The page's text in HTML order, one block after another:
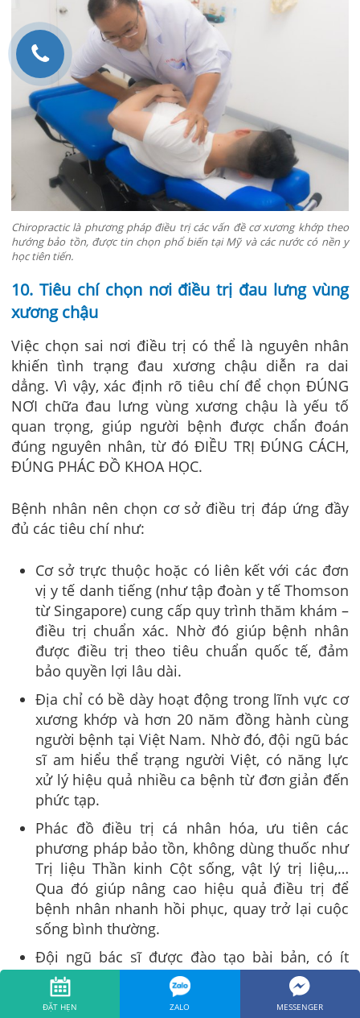
Chiropractic là phương pháp điều trị các vấn đề cơ xương khớp theo
hướng bảo tồn, được tin chọn phổ biến tại Mỹ và các nước có nền y
học tiên tiến.
10. Tiêu chí chọn nơi điều trị đau lưng vùng
xương chậu
Việc chọn sai nơi điều trị có thể là nguyên nhân
khiến tình trạng đau xương chậu diễn ra dai
dẳng. Vì vậy, xác định rõ tiêu chí để chọn ĐÚNG
NƠI chữa đau lưng vùng xương chậu là yếu tố
quan trọng, giúp người bệnh được chẩn đoán
đúng nguyên nhân, từ đó ĐIỀU TRỊ ĐÚNG CÁCH,
ĐÚNG PHÁC ĐỒ KHOA HỌC.
Bệnh nhân nên chọn cơ sở điều trị đáp ứng đầy
đủ các tiêu chí như:
Cơ sở trực thuộc hoặc có liên kết với các đơn
vị y tế danh tiếng (như tập đoàn y tế Thomson
từ Singapore) cung cấp quy trình thăm khám –
điều trị chuẩn xác. Nhờ đó giúp bệnh nhân
được điều trị theo tiêu chuẩn quốc tế, đảm
bảo quyền lợi lâu dài.
Địa chỉ có bề dày hoạt động trong lĩnh vực cơ
xương khớp và hơn 20 năm đồng hành cùng
người bệnh tại Việt Nam. Nhờ đó, đội ngũ bác
sĩ am hiểu thể trạng người Việt, có năng lực
xử lý hiệu quả nhiều ca bệnh từ đơn giản đến
phức tạp.
Phác đồ điều trị cá nhân hóa, ưu tiên các
phương pháp bảo tồn, không dùng thuốc như
Trị liệu Thần kinh Cột sống, vật lý trị liệu,…
Qua đó giúp nâng cao hiệu quả điều trị để
bệnh nhân nhanh hồi phục, quay trở lại cuộc
sống bình thường.
Đội ngũ bác sĩ được đào tạo bài bản, có ít
nhất 10 năm kinh nghiệm điều trị các vấn đề
về cơ xương khớp. Nhờ vậy, các bác sĩ có thể
ĐẶT HẸN ZALO MESSENGER